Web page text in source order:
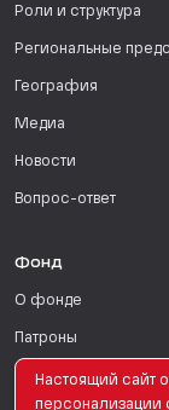
Роли и структура
Региональные
География
Медиа
Новости
Вопрос-ответ
Фонд
О фонде
Патроны
Поддержать
Настоящий сайт
персонализации